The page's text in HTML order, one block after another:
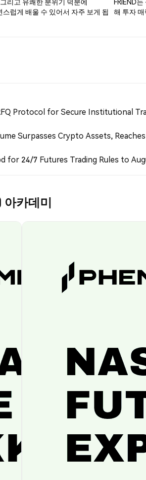
럽게 배울 수 있어서 자주 보게 됩
해 투자
Protocol for Secure Institutional
Surpasses Crypto Assets,
for 24/7 Futures Trading Rules to
카데미